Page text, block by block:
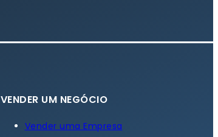
VENDER UM NEGÓCIO
Vender uma Empresa